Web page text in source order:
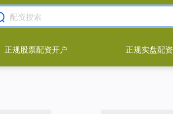
正规股票配资开户 正规实盘配资